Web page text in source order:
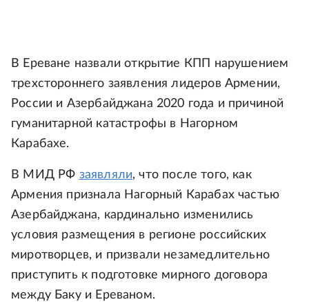
В Ереване назвали открытие КПП нарушением
трехстороннего заявления лидеров Армении,
России и Азербайджана 2020 года и причиной
гуманитарной катастрофы в Нагорном
Карабахе.
В МИД РФ заявляли, что после того, как
Армения признала Нагорный Карабах частью
Азербайджана, кардинально изменились
условия размещения в регионе российских
миротворцев, и призвали незамедлительно
приступить к подготовке мирного договора
между Баку и Ереваном.